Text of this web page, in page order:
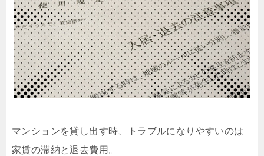
マンションを貸し出す時、トラブルになりやすいのは
家賃の滞納と退去費用。